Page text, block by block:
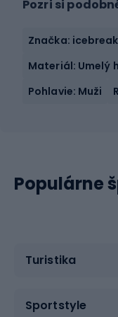
Pozri si
Značka:
Materiál: Umelý
Pohlavie: Muži
Populárne
Turistika
Sportstyle